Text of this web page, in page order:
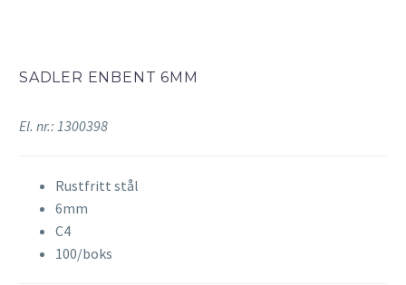
SADLER ENBENT 6MM
El. nr.: 1300398
Rustfritt stål
6mm
C4
100/boks